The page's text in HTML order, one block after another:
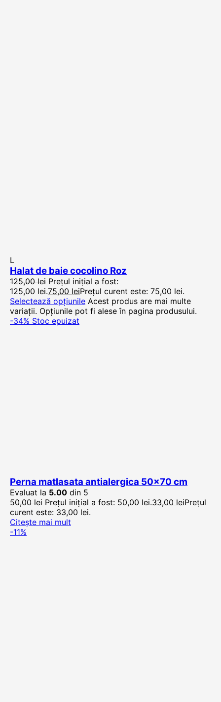
L
Halat de baie cocolino Roz
125,00lei Prețul inițial a fost:
125,00 lei.75,00 leiPrețul curent este: 75,00 lei.
Selectează opțiunile Acest produs are mai multe
variații. Opțiunile pot fi alese în pagina produsului.
-34% Stoc epuizat
Perna matlasata antialergica 50×70 cm
Evaluat la 5.00 din 5
50,00lei Prețul inițial a fost: 50,00 lei.33,00 leiPrețul
curent este: 33,00 lei.
Citește mai mult
-11%